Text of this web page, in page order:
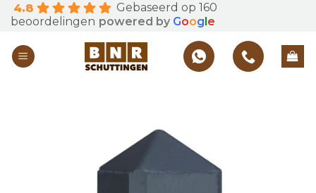
Skip
to
content
4.8
Gebaseerd op 160
beoordelingen powered by Goog e